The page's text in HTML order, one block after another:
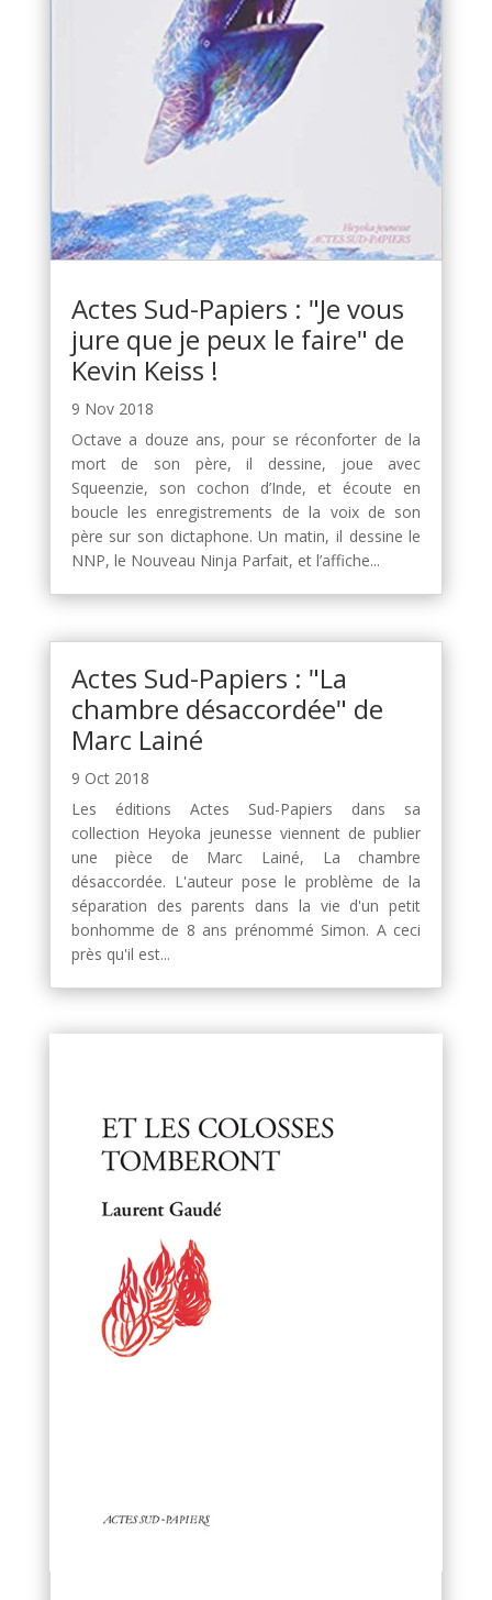
Actes Sud-Papiers : "Je vous
jure que je peux le faire" de
Kevin Keiss !
9 Nov 2018
Octave a douze ans, pour se réconforter de la
mort de son père, il dessine, joue avec
Squeenzie, son cochon d’Inde, et écoute en
boucle les enregistrements de la voix de son
père sur son dictaphone. Un matin, il dessine le
NNP, le Nouveau Ninja Parfait, et l’affiche...
Actes Sud-Papiers : "La
chambre désaccordée" de
Marc Lainé
9 Oct 2018
Les éditions Actes Sud-Papiers dans sa
collection Heyoka jeunesse viennent de publier
une pièce de Marc Lainé, La chambre
désaccordée. L'auteur pose le problème de la
séparation des parents dans la vie d'un petit
bonhomme de 8 ans prénommé Simon. A ceci
près qu'il est...